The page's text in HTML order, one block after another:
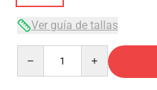
Ver guía de tallas